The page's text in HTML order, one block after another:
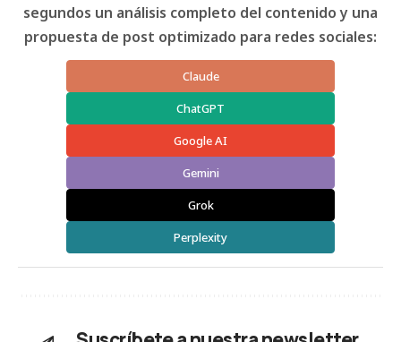
segundos un análisis completo del contenido y una
propuesta de post optimizado para redes sociales:
Claude
ChatGPT
Google AI
Gemini
Grok
Perplexity